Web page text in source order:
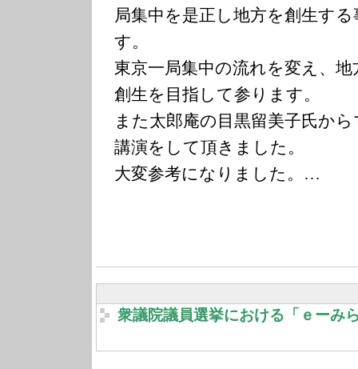
局集中を是正し地方を創生す
す。
東京一局集中の流れを変え、
創生を目指して参ります。
また太郎庵の目黒留美子氏か
講演をして頂きました。
大変参考になりました。…
衆議院議員選挙における「ｅーみ